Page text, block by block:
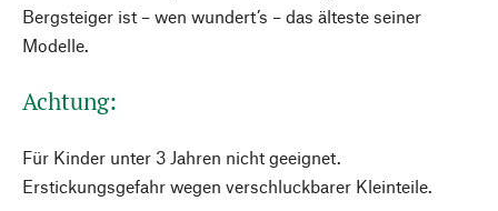
Bergsteiger ist – wen wundert’s – das älteste seiner
Modelle.
Achtung:
Für Kinder unter 3 Jahren nicht geeignet.
Erstickungsgefahr wegen verschluckbarer Kleinteile.